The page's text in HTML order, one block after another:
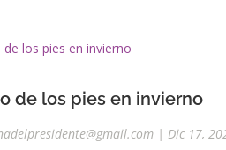
de los pies en invierno
|Dic 17,